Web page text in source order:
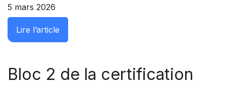
5 mars 2026
Lire l’article
Bloc 2 de la certification